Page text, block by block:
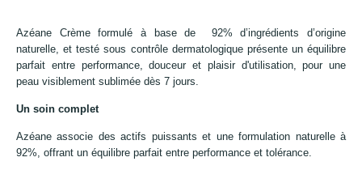
Azéane Crème formulé à base de 92% d’ingrédients d’origine
naturelle, et testé sous contrôle dermatologique présente un équilibre
parfait entre performance, douceur et plaisir d'utilisation, pour une
peau visiblement sublimée dès 7 jours.
Un soin complet
Azéane associe des actifs puissants et une formulation naturelle à
92%, offrant un équilibre parfait entre performance et tolérance.